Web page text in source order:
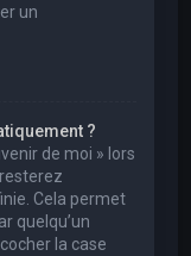
un
?
de moi » lors
Cela permet
quelqu’un
la case